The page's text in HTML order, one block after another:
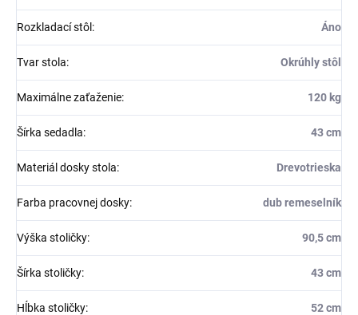
Rozkladací stôl: Áno
Tvar stola: Okrúhly stôl
Maximálne zaťaženie: 120 kg
Šírka sedadla: 43 cm
Materiál dosky stola: Drevotrieska
Farba pracovnej dosky: dub remeselník
Výška stoličky: 90,5 cm
Šírka stoličky: 43 cm
Hĺbka stoličky: 52 cm